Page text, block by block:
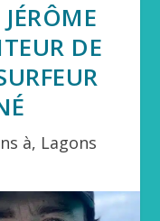
DE
à, Lagons